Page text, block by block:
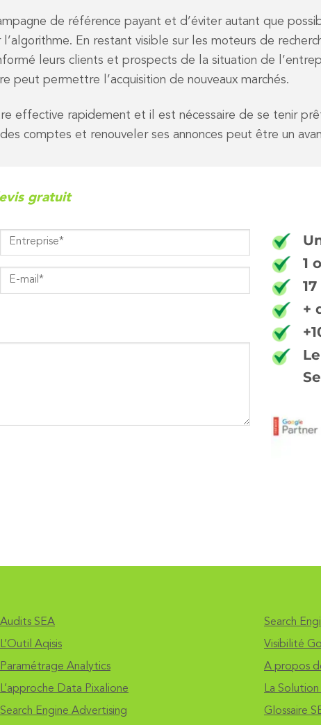
de référence payant et d’éviter autant que
En restant visible sur les moteurs de
leurs clients et prospects de la situation de
peut permettre l’acquisition de nouveaux marchés.
effective rapidement et il est nécessaire de se tenir
comptes et renouveler ses annonces peut être un
gratuit
1
+
Audits SEA
L’Outil Aqisis
Paramétrage Analytics
L’approche Data Pixalione
Search Engine Advertising
Search
Visibilité
A propos
La
Glossaire